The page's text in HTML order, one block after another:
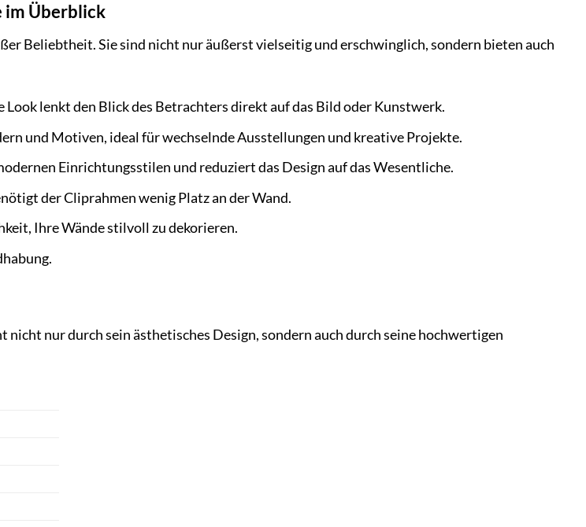
im Überblick
Beliebtheit. Sie sind nicht nur äußerst vielseitig und erschwinglich, sondern bieten auch
Look lenkt den Blick des Betrachters direkt auf das Bild oder Kunstwerk.
und Motiven, ideal für wechselnde Ausstellungen und kreative Projekte.
Einrichtungsstilen und reduziert das Design auf das Wesentliche.
der Cliprahmen wenig Platz an der Wand.
Ihre Wände stilvoll zu dekorieren.
nur durch sein ästhetisches Design, sondern auch durch seine hochwertigen